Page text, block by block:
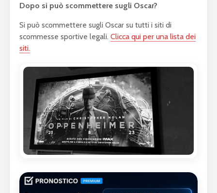
Dopo si può scommettere sugli Oscar?
Si può scommettere sugli Oscar su tutti i siti di
scommesse sportive legali. Clicca qui per una lista dei
siti.